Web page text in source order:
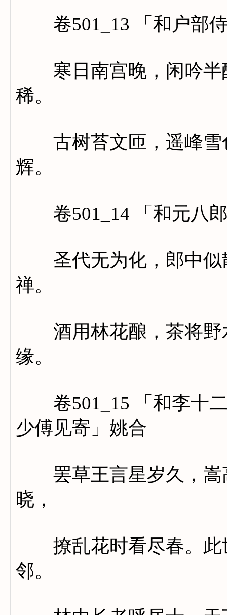
卷501_13 「和户部侍
寒日南宫晚，闲吟半
稀。
古树苔文匝，遥峰雪
辉。
卷501_14 「和元八郎
圣代无为化，郎中似
禅。
酒用林花酿，茶将野
缘。
卷501_15 「和李十二
少傅见寄」姚合
罢草王言星岁久，嵩
晓，
撩乱花时看尽春。此
邻。